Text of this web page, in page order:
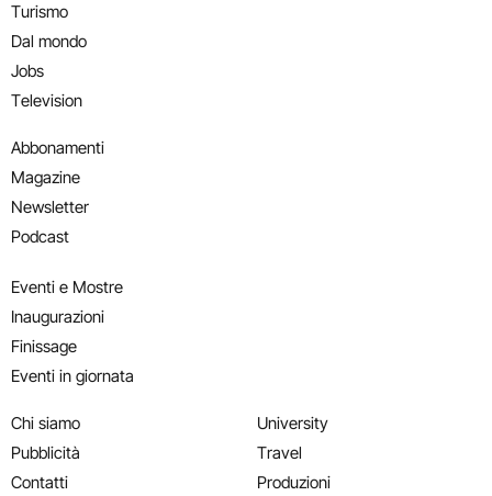
Turismo
Dal mondo
Jobs
Television
Abbonamenti
Magazine
Newsletter
Podcast
Eventi e Mostre
Inaugurazioni
Finissage
Eventi in giornata
Chi siamo
Pubblicità
Contatti
University
Travel
Produzioni